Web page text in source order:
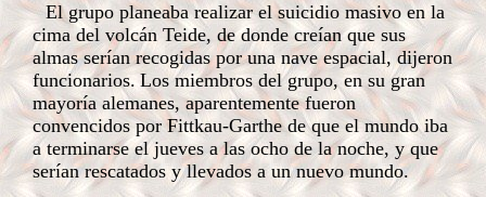
El grupo planeaba realizar el suicidio masivo en la
cima del volcán Teide, de donde creían que sus
almas serían recogidas por una nave espacial, dijeron
funcionarios. Los miembros del grupo, en su gran
mayoría alemanes, aparentemente fueron
convencidos por Fittkau-Garthe de que el mundo iba
a terminarse el jueves a las ocho de la noche, y que
serían rescatados y llevados a un nuevo mundo.